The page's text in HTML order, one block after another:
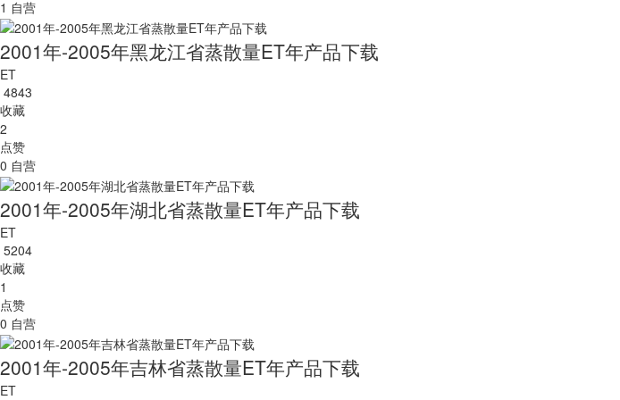
1 自营
2001年-2005年黑龙江省蒸散量ET年产品下载
ET
4843
收藏
2
点赞
0 自营
2001年-2005年湖北省蒸散量ET年产品下载
ET
5204
收藏
1
点赞
0 自营
2001年-2005年吉林省蒸散量ET年产品下载
ET